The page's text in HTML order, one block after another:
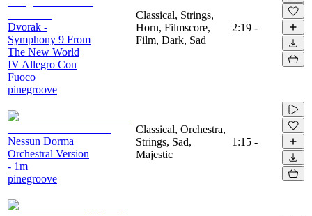
Dvorak -
Symphony 9 From
The New World
IV Allegro Con
Fuoco
pinegroove
Classical, Strings,
Horn, Filmscore,
Film, Dark, Sad
2:19 -
Nessun Dorma
Orchestral Version
- 1m
pinegroove
Classical, Orchestra,
Strings, Sad,
Majestic
1:15 -